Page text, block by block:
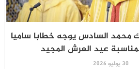
محمد السادس يوجه خطابا ساميا
عيد العرش المجيد
30 يوليو 2026